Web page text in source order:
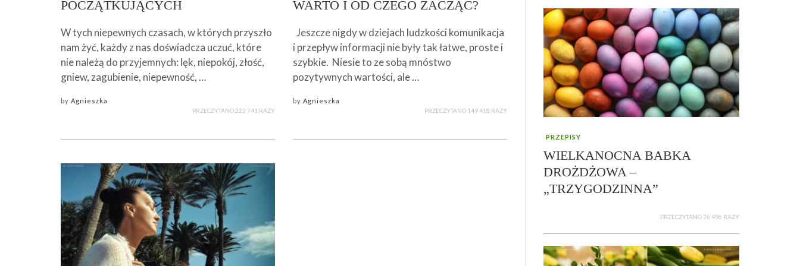
POCZĄTKUJĄCYCH
W tych niepewnych czasach, w których przyszło
nam żyć, każdy z nas doświadcza uczuć, które
nie należą do przyjemnych: lęk, niepokój, złość,
gniew, zagubienie, niepewność, …
by Agnieszka
PRZECZYTANO 222 741 RAZY
WARTO I OD CZEGO ZACZĄĆ?
Jeszcze nigdy w dziejach ludzkości komunikacja
i przepływ informacji nie były tak łatwe, proste i
szybkie. Niesie to ze sobą mnóstwo
pozytywnych wartości, ale …
by Agnieszka
PRZECZYTANO 149 418 RAZY
PRZEPISY
WIELKANOCNA BABKA
DROŻDŻOWA –
„TRZYGODZINNA”
PRZECZYTANO 76 496 RAZY